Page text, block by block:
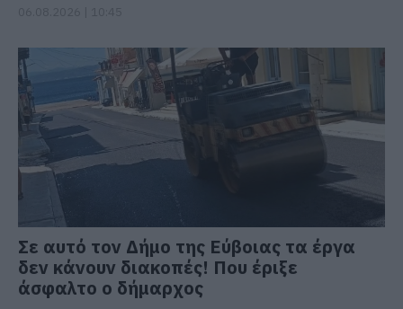
Σε αυτό τον Δήμο της Εύβοιας τα έργα
δεν κάνουν διακοπές! Που έριξε
άσφαλτο ο δήμαρχος